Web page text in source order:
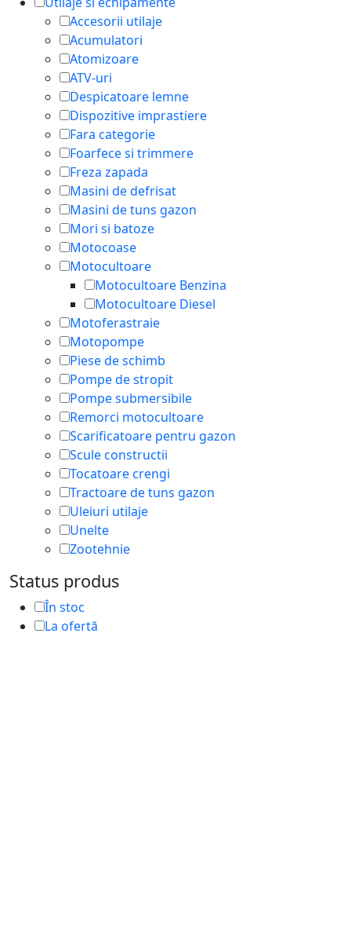
Accesorii utilaje
Acumulatori
Atomizoare
ATV-uri
Despicatoare lemne
Dispozitive imprastiere
Fara categorie
Foarfece si trimmere
Freza zapada
Masini de defrisat
Masini de tuns gazon
Mori si batoze
Motocoase
Motocultoare
Motocultoare Benzina
Motocultoare Diesel
Motoferastraie
Motopompe
Piese de schimb
Pompe de stropit
Pompe submersibile
Remorci motocultoare
Scarificatoare pentru gazon
Scule constructii
Tocatoare crengi
Tractoare de tuns gazon
Uleiuri utilaje
Unelte
Zootehnie
Status produs
În stoc
La ofertă